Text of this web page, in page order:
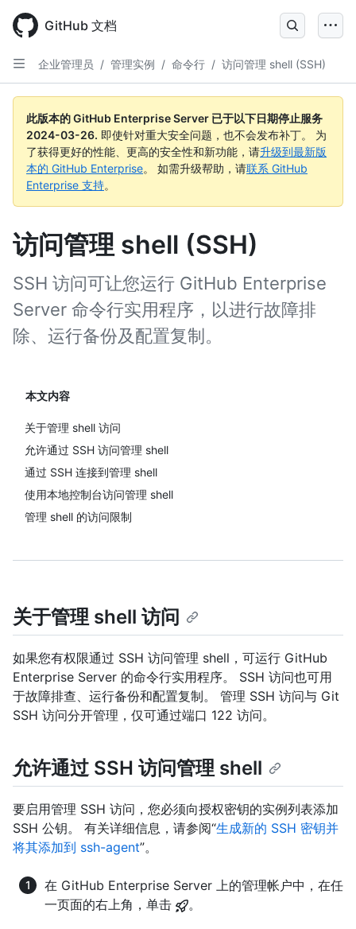
main
content
GitHub 文档
企业管理员 / 管理实例 / 命令行 / 访问管理 shell (SSH)
此版本的 GitHub Enterprise Server 已于以下日期停止服务
2024-03-26. 即使针对重大安全问题，也不会发布补丁。 为
了获得更好的性能、更高的安全性和新功能，请升级到最新版
本的 GitHub Enterprise。 如需升级帮助，请联系 GitHub
Enterprise 支持。
访问管理 shell (SSH)
SSH 访问可让您运行 GitHub Enterprise
Server 命令行实用程序，以进行故障排
除、运行备份及配置复制。
本文内容
关于管理 shell 访问
允许通过 SSH 访问管理 shell
通过 SSH 连接到管理 shell
使用本地控制台访问管理 shell
管理 shell 的访问限制
关于管理 shell 访问
如果您有权限通过 SSH 访问管理 shell，可运行 GitHub
Enterprise Server 的命令行实用程序。 SSH 访问也可用
于故障排查、运行备份和配置复制。 管理 SSH 访问与 Git
SSH 访问分开管理，仅可通过端口 122 访问。
允许通过 SSH 访问管理 shell
要启用管理 SSH 访问，您必须向授权密钥的实例列表添加
SSH 公钥。 有关详细信息，请参阅“生成新的 SSH 密钥并
将其添加到 ssh-agent”。
在 GitHub Enterprise Server 上的管理帐户中，在任
一页面的右上角，单击
。